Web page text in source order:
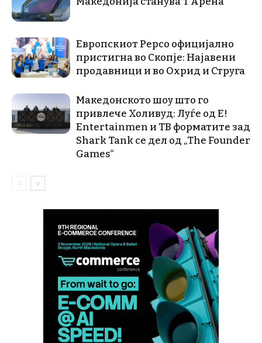
Европскиот Pepco официјално
пристигна во Скопје: Најавени
продавници и во Охрид и Струга
Македонското шоу што го
привлече Холивуд: Луѓе од E!
Entertainmen и ТВ форматите зад
Shark Tank се дел од „The Founder
Games“